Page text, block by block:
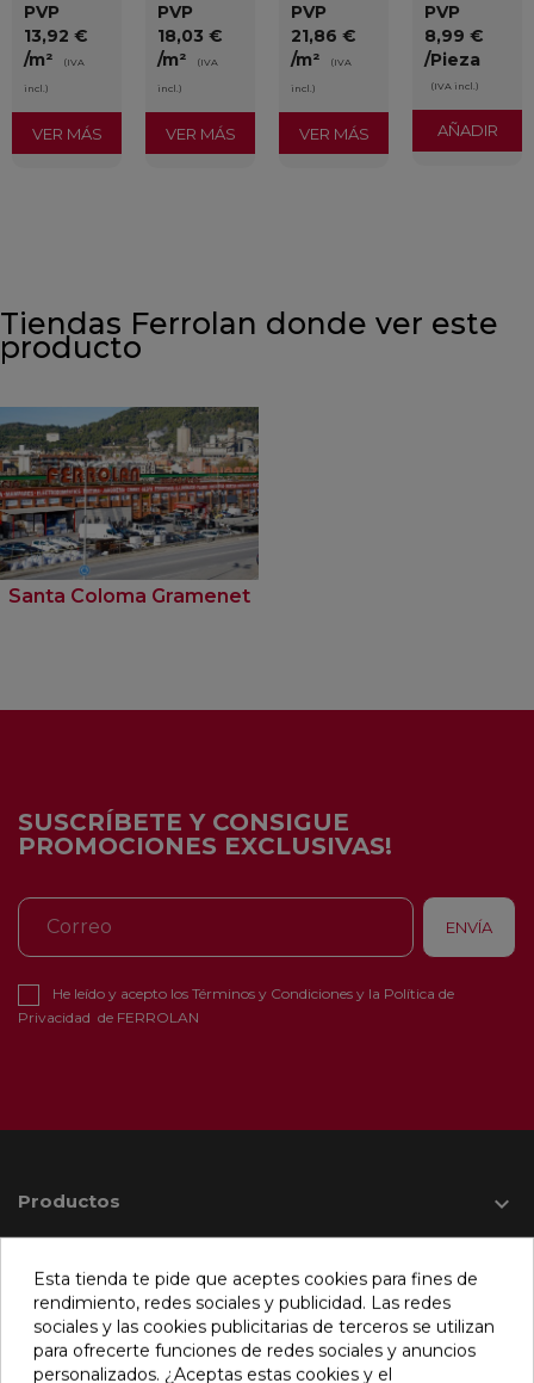
PVP
13,92 €
/m²
(IVA
incl.)
VER MÁS
PVP
18,03 €
/m²
(IVA
incl.)
VER MÁS
PVP
21,86 €
/m²
(IVA
incl.)
VER MÁS
PVP
8,99 €
/Pieza
(IVA incl.)
AÑADIR
Tiendas Ferrolan donde ver este
producto
Santa Coloma Gramenet
SUSCRÍBETE Y CONSIGUE
PROMOCIONES EXCLUSIVAS!
He leído y acepto los Términos y Condiciones y la Política de
Privacidad de FERROLAN
Productos 
Información
Su cuenta
Esta tienda te pide que aceptes cookies para fines de
rendimiento, redes sociales y publicidad. Las redes
sociales y las cookies publicitarias de terceros se utilizan
para ofrecerte funciones de redes sociales y anuncios
personalizados. ¿Aceptas estas cookies y el